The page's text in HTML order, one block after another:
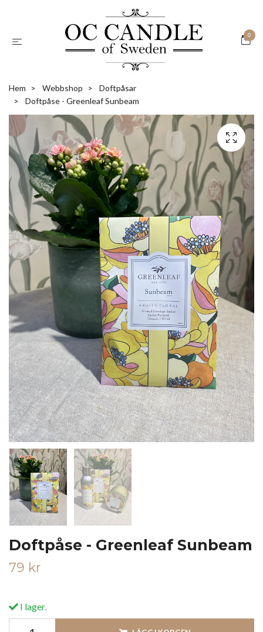
0
Hem Webbshop
Doftpåsar
Doftpåse - Greenleaf Sunbeam
Doftpåse - Greenleaf Sunbeam
79 kr
I lager.